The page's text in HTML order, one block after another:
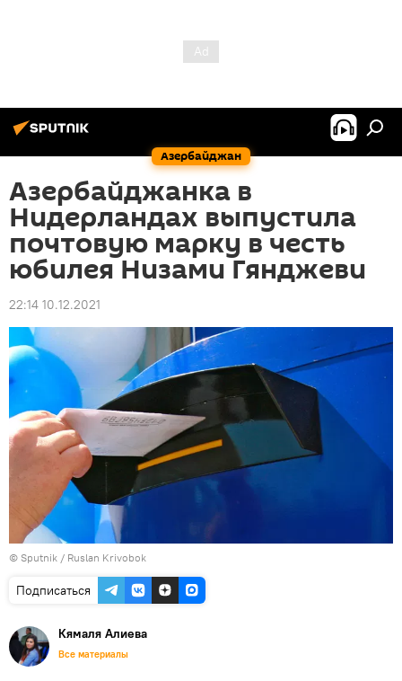
Азербайджан
Азербайджанка в
Нидерландах выпустила
почтовую марку в честь
юбилея Низами Гянджеви
22:14 10.12.2021
© Sputnik / Ruslan Krivobok
Подписаться
Кямаля Алиева
Все материалы